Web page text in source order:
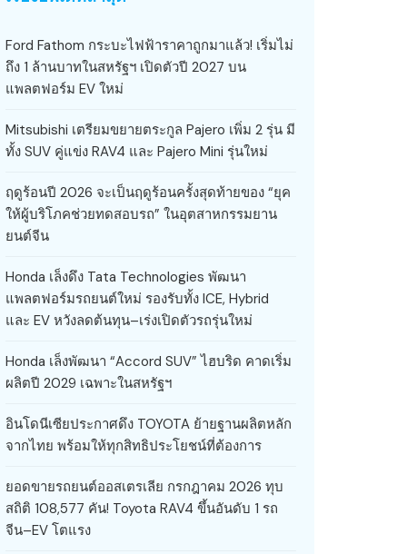
Ford Fathom กระบะไฟฟ้าราคาถูกมาแล้ว! เริ่มไม่
ถึง 1 ล้านบาทในสหรัฐฯ เปิดตัวปี 2027 บน
แพลตฟอร์ม EV ใหม่
Mitsubishi เตรียมขยายตระกูล Pajero เพิ่ม 2 รุ่น มี
ทั้ง SUV คู่แข่ง RAV4 และ Pajero Mini รุ่นใหม่
ฤดูร้อนปี 2026 จะเป็นฤดูร้อนครั้งสุดท้ายของ “ยุค
ให้ผู้บริโภคช่วยทดสอบรถ” ในอุตสาหกรรมยาน
ยนต์จีน
Honda เล็งดึง Tata Technologies พัฒนา
แพลตฟอร์มรถยนต์ใหม่ รองรับทั้ง ICE, Hybrid
และ EV หวังลดต้นทุน–เร่งเปิดตัวรถรุ่นใหม่
Honda เล็งพัฒนา “Accord SUV” ไฮบริด คาดเริ่ม
ผลิตปี 2029 เฉพาะในสหรัฐฯ
อินโดนีเซียประกาศดึง TOYOTA ย้ายฐานผลิตหลัก
จากไทย พร้อมให้ทุกสิทธิประโยชน์ที่ต้องการ
ยอดขายรถยนต์ออสเตรเลีย กรกฎาคม 2026 ทุบ
สถิติ 108,577 คัน! Toyota RAV4 ขึ้นอันดับ 1 รถ
จีน–EV โตแรง